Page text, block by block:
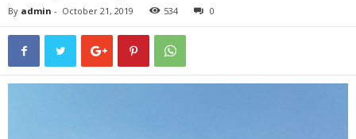
By admin - October 21, 2019 534 0